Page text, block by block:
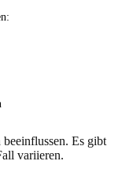
Es gibt
variieren.